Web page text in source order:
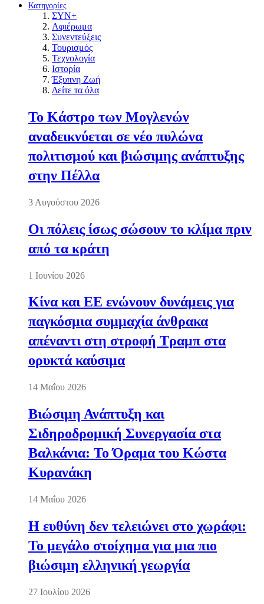
Κατηγορίες
ΣΥΝ+
Αφιέρωμα
Συνεντεύξεις
Τουρισμός
Τεχνολογία
Ιστορία
Έξυπνη Ζωή
Δείτε τα όλα
Το Κάστρο των Μογλενών
αναδεικνύεται σε νέο πυλώνα
πολιτισμού και βιώσιμης ανάπτυξης
στην Πέλλα
3 Αυγούστου 2026
Οι πόλεις ίσως σώσουν το κλίμα πριν
από τα κράτη
1 Ιουνίου 2026
Κίνα και ΕΕ ενώνουν δυνάμεις για
παγκόσμια συμμαχία άνθρακα
απέναντι στη στροφή Τραμπ στα
ορυκτά καύσιμα
14 Μαΐου 2026
Βιώσιμη Ανάπτυξη και
Σιδηροδρομική Συνεργασία στα
Βαλκάνια: Το Όραμα του Κώστα
Κυρανάκη
14 Μαΐου 2026
Η ευθύνη δεν τελειώνει στο χωράφι:
Το μεγάλο στοίχημα για μια πιο
βιώσιμη ελληνική γεωργία
27 Ιουλίου 2026